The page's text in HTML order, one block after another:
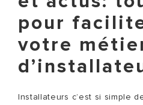
pour
votre
Installateurs c’est si simple